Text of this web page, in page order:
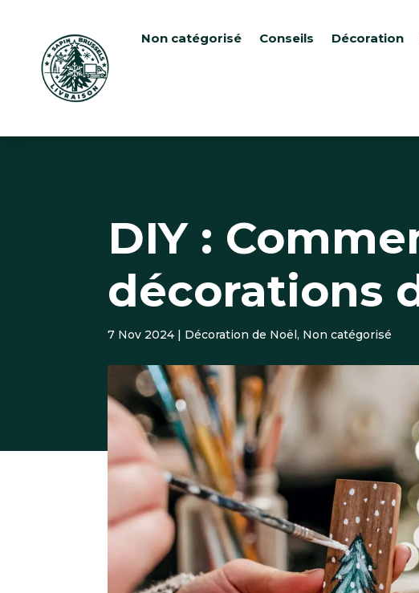
Non catégorisé Conseils Décoration
DIY :
décorations
7 Nov 2024 | Décoration de Noël, Non catégorisé